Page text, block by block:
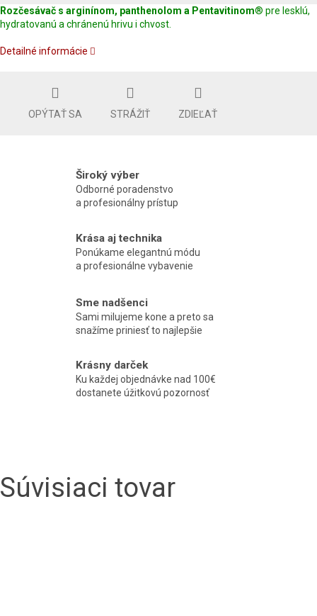
Rozčesávač s arginínom, panthenolom a Pentavitinom® pre lesklú,
hydratovanú a chránenú hrivu i chvost.
Detailné informácie
OPÝTAŤ SA STRÁŽIŤ ZDIEĽAŤ
Široký výber
Odborné poradenstvo
a profesionálny prístup
Krása aj technika
Ponúkame elegantnú módu
a profesionálne vybavenie
Sme nadšenci
Sami milujeme kone a preto sa
snažíme priniesť to najlepšie
Krásny darček
Ku každej objednávke nad 100€
dostanete úžitkovú pozornosť
Súvisiaci tovar